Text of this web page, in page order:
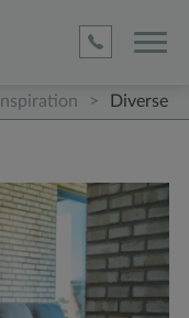
Inspiration > Diverse